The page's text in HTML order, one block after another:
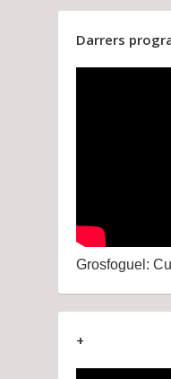
Darrers
Grosfoguel:
+